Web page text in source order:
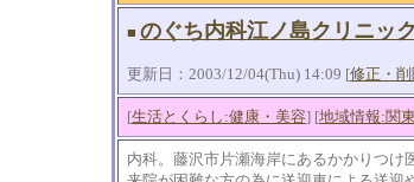
■ のぐち内科江ノ島クリニック
更新日：2003/12/04(Thu) 14:09 [修正・
[生活とくらし:健康・美容] [地域情報:関東
内科。藤沢市片瀬海岸にあるかかりつ